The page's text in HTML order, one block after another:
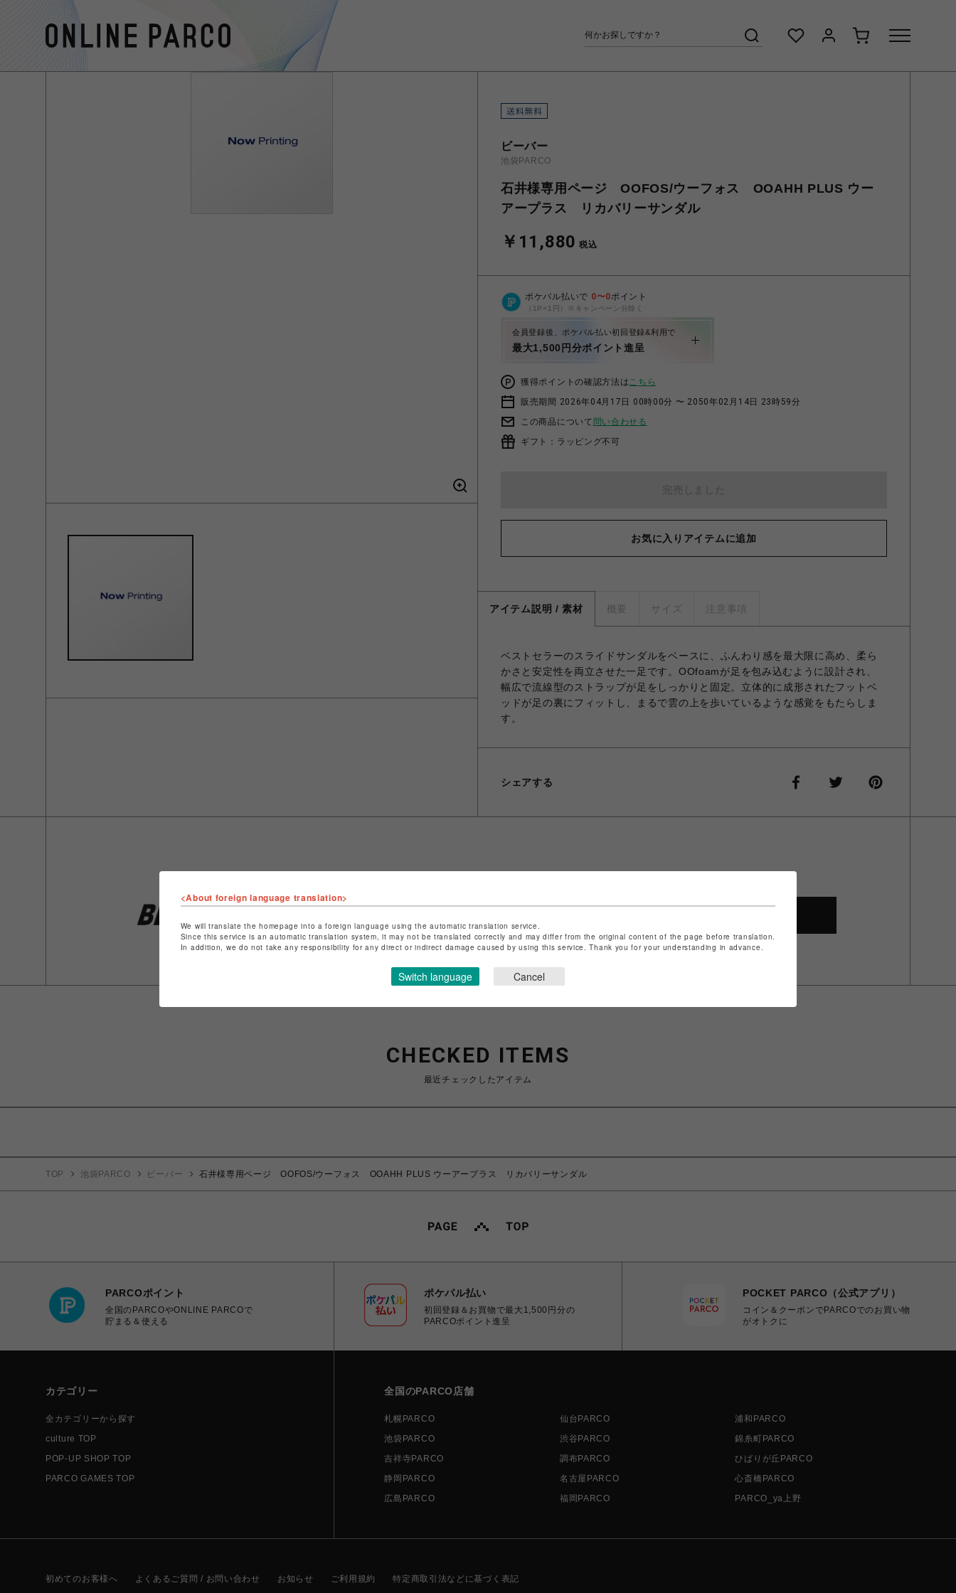
ビーバー
池袋PARCO
石井様専用ページ OOFOS/ウーフォス OOAHH PLUS ウー
アープラス リカバリーサンダル
￥11,880 税込
ポケパル払いで 0〜0ポイント
（1P=1円）※キャンペーン分除く
会員登録後、ポケパル払い初回登録&利用で
最大1,500円分ポイント進呈
獲得ポイントの確認方法はこちら
販売期間 2026年04月17日 00時00分 〜 2050年02月14日 23時59分
この商品について 問い合わせる
ギフト：ラッピング不可
お気に入りアイテムに追加
アイテム説明 / 素材 概要 サイズ 注意事項
ベストセラーのスライドサンダルをベースに、ふんわり感を最大限に高め、柔ら
かさと安定性を両立させた一足です。OOfoamが足を包み込むように設計され、
幅広で流線型のストラップが足をしっかりと固定。立体的に成形されたフットベ
ッドが足の裏にフィットし、まるで雲の上を歩いているような感覚をもたらしま
す。
シェアする
店舗名
特定商取引法など法令に基づく表記はこちら
ショップお問い合わせはこちら
CHECKED ITEMS
最近チェックしたアイテム
TOP 池袋PARCO ビーバー 石井様専用ページ OOFOS/ウーフォス OOAHH PLUS ウーアープラス リカバリーサンダル
PARCOポイント
全国のPARCOやONLINE PARCOで
貯まる＆使える
ポケパル払い
初回登録＆お買物で最大1,500円分の
PARCOポイント進呈
POCKET PARCO（公式アプリ）
コイン＆クーポンでPARCOでのお買い物
がオトクに
カテゴリー
全カテゴリーから探す
culture TOP
POP-UP SHOP TOP
PARCO GAMES TOP
全国のPARCO店舗
札幌PARCO 仙台PARCO
浦和PARCO
池袋PARCO
渋谷PARCO
錦糸町PARCO
吉祥寺PARCO
調布PARCO
ひばりが丘PARCO
静岡PARCO
名古屋PARCO
心斎橋PARCO
広島PARCO
福岡PARCO PARCO_ya上野
初めてのお客様へ よくあるご質問 / お問い合わせ お知らせ ご利用規約 特定商取引法などに基づく表記
<About foreign language translation>
We will translate the homepage into a foreign language using the automatic translation service.
Since this service is an automatic translation system, it may not be translated correctly and may differ from the original content of the page before translation.
In addition, we do not take any responsibility for any direct or indirect damage caused by using this service. Thank you for your understanding in advance.
Switch language Cancel